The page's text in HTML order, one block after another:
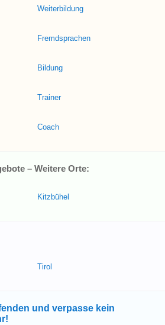
Weiterbildung
Fremdsprachen
Bildung
Trainer
Coach
– Weitere Orte:
Kitzbühel
Tirol
und verpasse kein